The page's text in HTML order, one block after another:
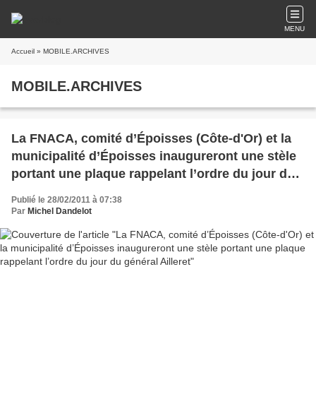
MENU
Accueil » MOBILE.ARCHIVES
MOBILE.ARCHIVES
La FNACA, comité d’Époisses (Côte-d'Or) et la
municipalité d’Époisses inaugureront une stèle
portant une plaque rappelant l’ordre du jour du
général Ailleret
Publié le 28/02/2011 à 07:38
Par Michel Dandelot